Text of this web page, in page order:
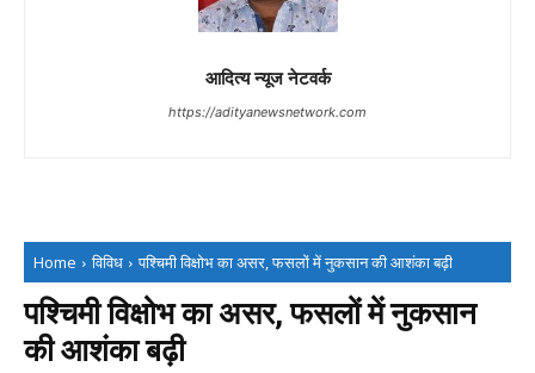
आदित्य न्यूज नेटवर्क
https://adityanewsnetwork.com